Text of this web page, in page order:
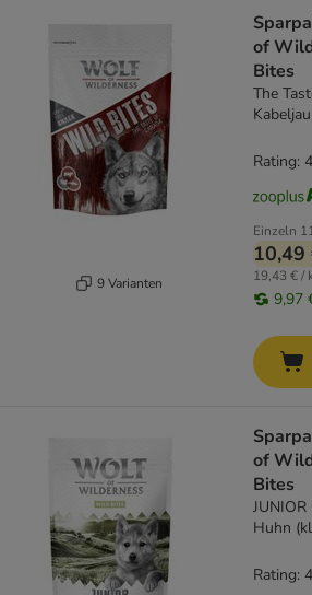
9 Varianten
of
Bites
The
Kabeljau
Einzeln
10,49
19,43 € /
9,97
Rating:
of
Bites
Huhn
Rating: